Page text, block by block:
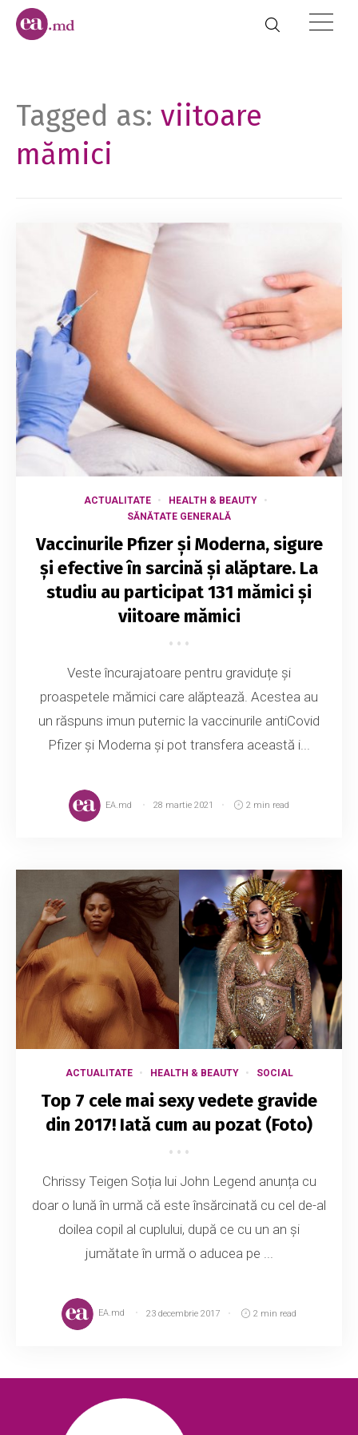
Tagged as: viitoare
mămici
ACTUALITATE
HEALTH & BEAUTY
SĂNĂTATE GENERALĂ
Vaccinurile Pfizer și Moderna, sigure
și efective în sarcină și alăptare. La
studiu au participat 131 mămici și
viitoare mămici
Veste încurajatoare pentru graviduțe și
proaspetele mămici care alăptează. Acestea au
un răspuns imun puternic la vaccinurile antiCovid
Pfizer și Moderna și pot transfera această i...
EA.md 28 martie 2021 2 min read
ACTUALITATE HEALTH & BEAUTY SOCIAL
Top 7 cele mai sexy vedete gravide
din 2017! Iată cum au pozat (Foto)
Chrissy Teigen Soția lui John Legend anunța cu
doar o lună în urmă că este însărcinată cu cel de-al
doilea copil al cuplului, după ce cu un an și
jumătate în urmă o aducea pe ...
EA.md 23 decembrie 2017 2 min read